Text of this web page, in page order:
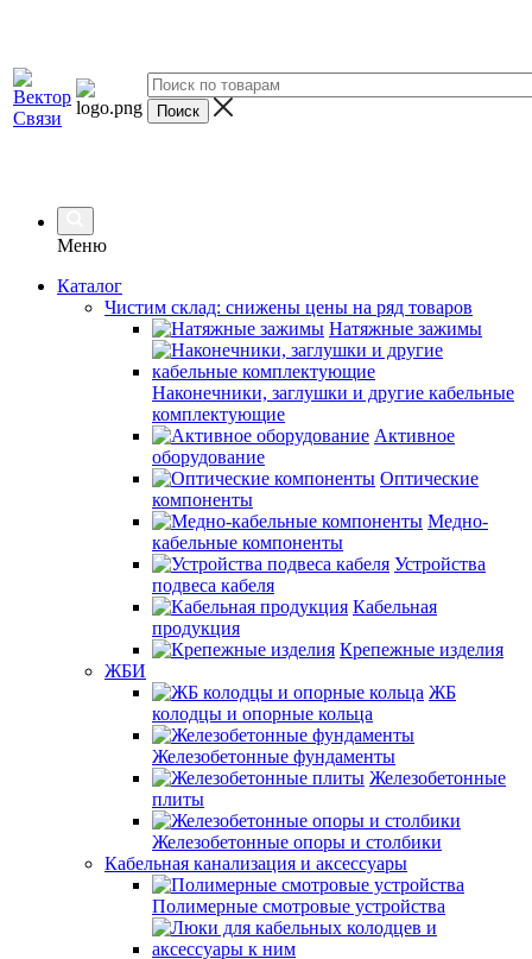
Меню
Каталог
Чистим склад: снижены цены на ряд товаров
Натяжные зажимы
Наконечники, заглушки и другие кабельные
комплектующие
Активное
оборудование
Оптические
компоненты
Медно-
кабельные компоненты
Устройства
подвеса кабеля
Кабельная
продукция
Крепежные изделия
ЖБИ
ЖБ
колодцы и опорные кольца
Железобетонные фундаменты
Железобетонные
плиты
Железобетонные опоры и столбики
Кабельная канализация и аксессуары
Полимерные смотровые устройства